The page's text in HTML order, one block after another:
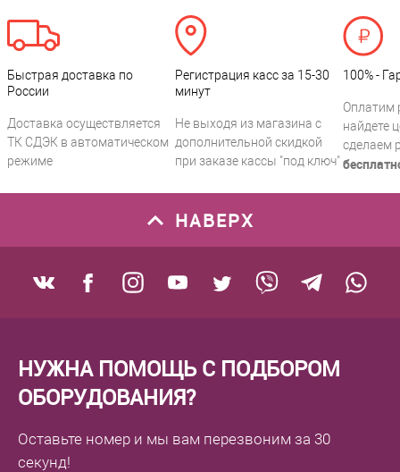
Быстрая доставка по
России
Доставка осуществляется
ТК СДЭК в автоматическом
режиме
Регистрация касс за 15-30
минут
Не выходя из магазина с
дополнительной скидкой
при заказе кассы "под ключ"
100% -
Оплатим
найдете
сделаем
НАВЕРХ
НУЖНА ПОМОЩЬ С ПОДБОРОМ
ОБОРУДОВАНИЯ?
Оставьте номер и мы вам перезвоним за 30
секунд!